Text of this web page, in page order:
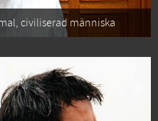
civiliserad människa